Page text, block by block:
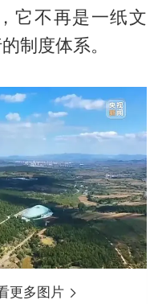
它不再是一纸文
制度体系。
更多图片